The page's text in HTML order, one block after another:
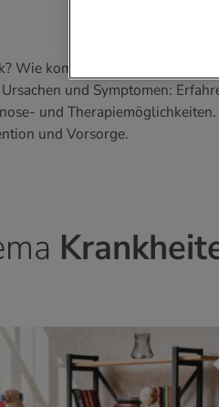
Wie kommt es zum Tinnitus?
und Symptomen:
und Therapiemöglichkeiten.
und Vorsorge.